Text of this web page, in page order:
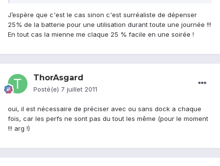
J’espère que c'est le cas sinon c'est surréaliste de dépenser
25% de la batterie pour une utilisation durant toute une journée !!!
En tout cas la mienne me claque 25 % facile en une soirée !
ThorAsgard
Posté(e) 7 juillet 2011
oui, il est nécessaire de préciser avec ou sans dock a chaque
fois, car les perfs ne sont pas du tout les même (pour le moment
!!! arg !)